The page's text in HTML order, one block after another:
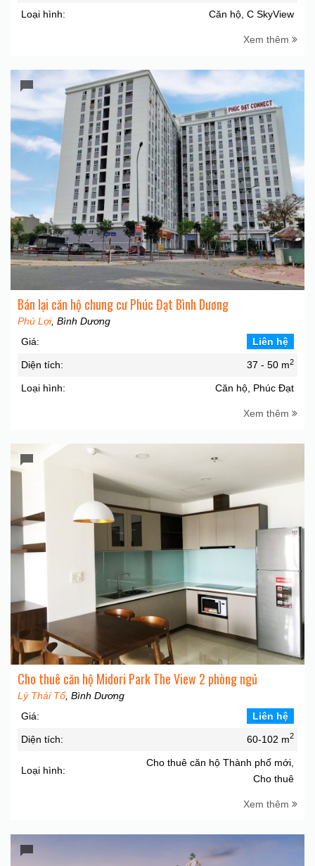
Loại hình: Căn hộ, C SkyView
Xem thêm
Bán lại căn hộ chung cư Phúc Đạt Bình Dương
Phú Lợi, Bình Dương
Giá:
Liên hệ
Diện tích: 37 - 50 m2
Loại hình: Căn hộ, Phúc Đạt
Xem thêm
Cho thuê căn hộ Midori Park The View 2 phòng ngủ
Lý Thái Tổ, Bình Dương
Giá:
Liên hệ
Diện tích: 60-102 m2
Loại hình:
Cho thuê căn hộ Thành phố mới,
Cho thuê
Xem thêm